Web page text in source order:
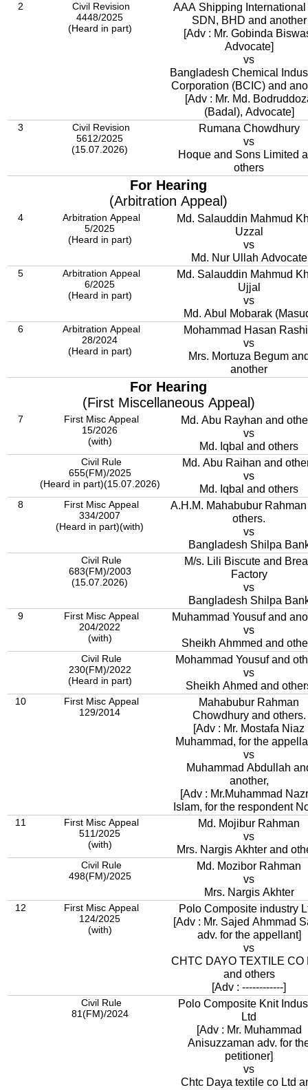
2
Civil Revision
4448/2025
(Heard in part)
AAA Shipping International
SDN, BHD and another
[Adv : Mr. Gobinda
Advocate]
vs
Bangladesh Chemical
Corporation (BCIC) and
[Adv : Mr. Md.
(Badal), Advocate]
3
Civil Revision
5612/2025
(15.07.2026)
Rumana Chowdhury
vs
Hoque and Sons Limited
others
For Hearing
(Arbitration Appeal)
4
Arbitration Appeal
5/2025
(Heard in part)
Md. Salauddin Mahmud
Uzzal
vs
Md. Nur Ullah Advocate
5
Arbitration Appeal
6/2025
(Heard in part)
Md. Salauddin Mahmud
Ujjal
vs
Md. Abul Mobarak
6
Arbitration Appeal
28/2024
(Heard in part)
Mohammad Hasan
vs
Mrs. Mortuza Begum
another
For Hearing
(First Miscellaneous Appeal)
7
First Misc Appeal
15/2026
(with)
Md. Abu Rayhan and
vs
Md. Iqbal and others
Civil Rule
655(FM)/2025
(Heard in part)(15.07.2026)
Md. Abu Raihan and
vs
Md. Iqbal and others
8
First Misc Appeal
334/2007
(Heard in part)(with)
A.H.M. Mahabubur
others.
vs
Bangladesh Shilpa
Civil Rule
683(FM)/2003
(15.07.2026)
M/s. Lili Biscute and
Factory
vs
Bangladesh Shilpa
9
First Misc Appeal
204/2022
(with)
Muhammad Yousuf and
vs
Sheikh Ahmmed and
Civil Rule
230(FM)/2022
(Heard in part)
Mohammad Yousuf and
vs
Sheikh Ahmed and
10
First Misc Appeal
129/2014
Mahabubur Rahman
Chowdhury and others.
[Adv : Mr. Mostafa Niaz
Muhammad, for the
vs
Muhammad Abdullah
another,
[Adv : Mr.Muhammad
Islam, for the respondent
11
First Misc Appeal
511/2025
(with)
Md. Mojibur Rahman
vs
Mrs. Nargis Akhter and
Civil Rule
498(FM)/2025
Md. Mozibor Rahman
vs
Mrs. Nargis Akhter
12
First Misc Appeal
124/2025
(with)
Polo Composite industry
[Adv : Mr. Sajed Ahmmad Sami
adv. for the appellant]
vs
CHTC DAYO TEXTILE CO
and others
[Adv : ------------]
Civil Rule
81(FM)/2024
Polo Composite Knit
Ltd
[Adv : Mr. Muhammad
Anisuzzaman adv. for
petitioner]
vs
Chtc Daya textile co Ltd